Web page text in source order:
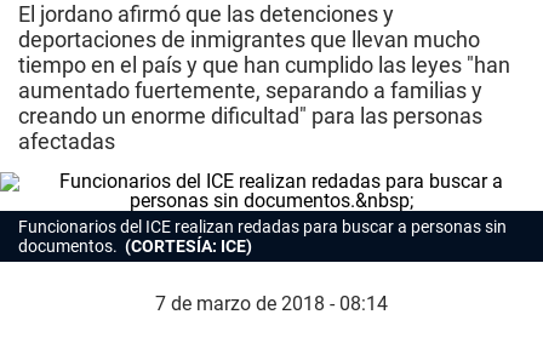
El jordano afirmó que las detenciones y
deportaciones de inmigrantes que llevan mucho
tiempo en el país y que han cumplido las leyes "han
aumentado fuertemente, separando a familias y
creando un enorme dificultad" para las personas
afectadas
Funcionarios del ICE realizan redadas para buscar a personas sin
documentos. (CORTESÍA: ICE)
7 de marzo de 2018 - 08:14